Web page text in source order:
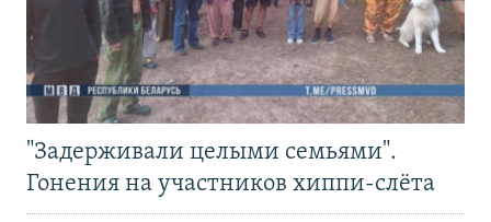
"Задерживали целыми семьями".
Гонения на участников хиппи-слёта